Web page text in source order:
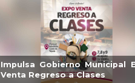
Guarniciones y banquetas
colonia El Mango en Pánuco